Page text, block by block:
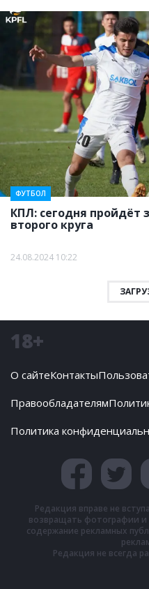
КПЛ: сегодня
второго круга
ФУТБОЛ
24.08.2024 10:22
18+
О сайтеКонтакты
Правообладателям
Политика
Редакция вправе не
возвращать фотографии и
содержание рекламных
Редакция не всегда